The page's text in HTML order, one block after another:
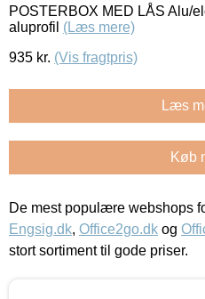
POSTERBOX MED LÅS Alu/
aluprofil (Læs mere)
935 kr. (Vis fragtpris)
Læs
Køb
De mest populære webshops
Engsig.dk, Office2go.dk og
stort sortiment til gode priser.